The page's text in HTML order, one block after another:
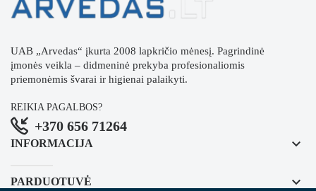
UAB „Arvedas“ įkurta 2008 lapkričio mėnesį. Pagrindinė
įmonės veikla – didmeninė prekyba profesionaliomis
priemonėmis švarai ir higienai palaikyti.
REIKIA PAGALBOS?
+370 656 71264
INFORMACIJA keyboard_arrow_down
PARDUOTUVĖ keyboard_arrow_down